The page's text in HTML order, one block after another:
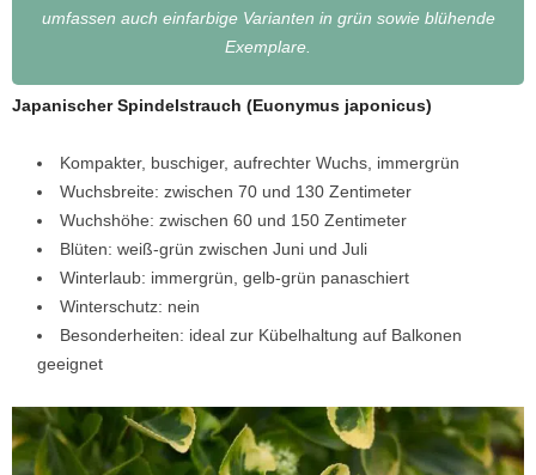
umfassen auch einfarbige Varianten in grün sowie blühende
Exemplare.
Japanischer Spindelstrauch (Euonymus japonicus)
Kompakter, buschiger, aufrechter Wuchs, immergrün
Wuchsbreite: zwischen 70 und 130 Zentimeter
Wuchshöhe: zwischen 60 und 150 Zentimeter
Blüten: weiß-grün zwischen Juni und Juli
Winterlaub: immergrün, gelb-grün panaschiert
Winterschutz: nein
Besonderheiten: ideal zur Kübelhaltung auf Balkonen
geeignet